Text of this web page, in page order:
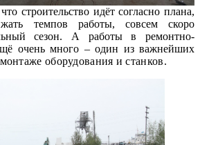
строительство идёт согласно плана,
темпов работы, совсем скоро
сезон. А работы в ремонтно-
очень много – один из важнейших
оборудования и станков.